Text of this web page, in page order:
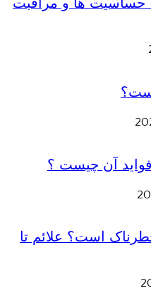
آن چیست ؟
است؟ علائم تا